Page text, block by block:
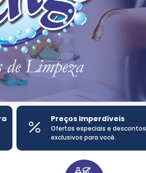
Preços Imperdíveis
Ofertas especiais e descontos
exclusivos para você.